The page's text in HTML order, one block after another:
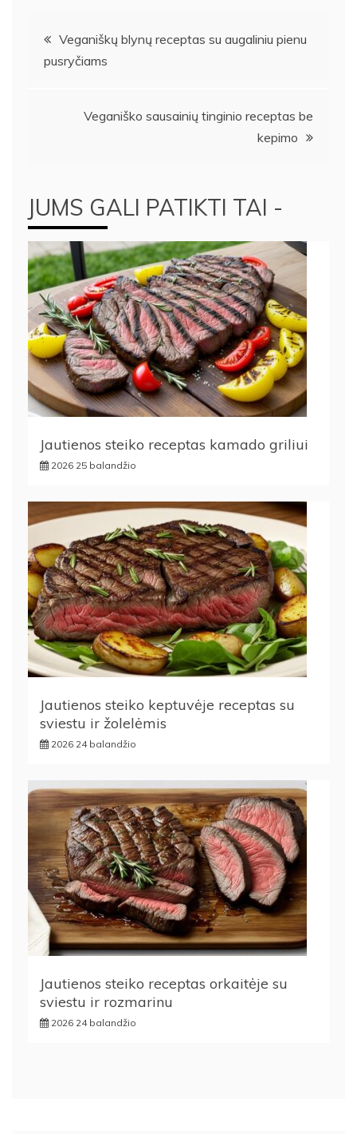
Navigacija
tarp
Veganiškų blynų receptas su augaliniu pienu
pusryčiams
Veganiško sausainių tinginio receptas be
kepimo
JUMS GALI PATIKTI TAI -
Jautienos steiko receptas kamado griliui
2026 25 balandžio
Jautienos steiko keptuvėje receptas su
sviestu ir žolelėmis
2026 24 balandžio
Jautienos steiko receptas orkaitėje su
sviestu ir rozmarinu
2026 24 balandžio